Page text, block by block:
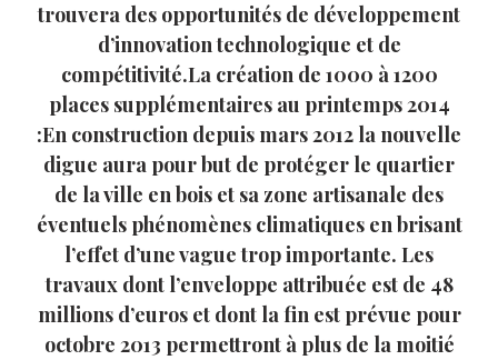
trouvera des opportunités de développement
d’innovation technologique et de
compétitivité.La création de 1000 à 1200
places supplémentaires au printemps 2014
:En construction depuis mars 2012 la nouvelle
digue aura pour but de protéger le quartier
de la ville en bois et sa zone artisanale des
éventuels phénomènes climatiques en brisant
l’effet d’une vague trop importante. Les
travaux dont l’enveloppe attribuée est de 48
millions d’euros et dont la fin est prévue pour
octobre 2013 permettront à plus de la moitié